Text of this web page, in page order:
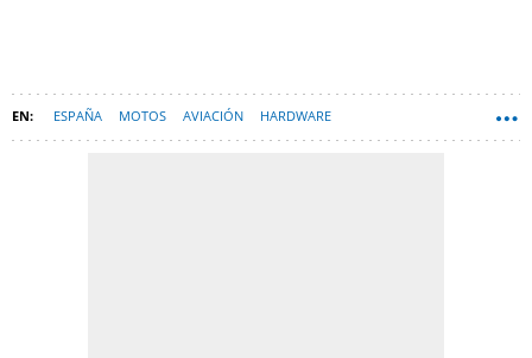
ESPAÑA MOTOS AVIACIÓN HARDWARE